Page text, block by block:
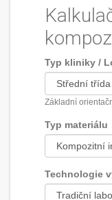
Typ kliniky /
Základní
Typ materiálu
Technologie